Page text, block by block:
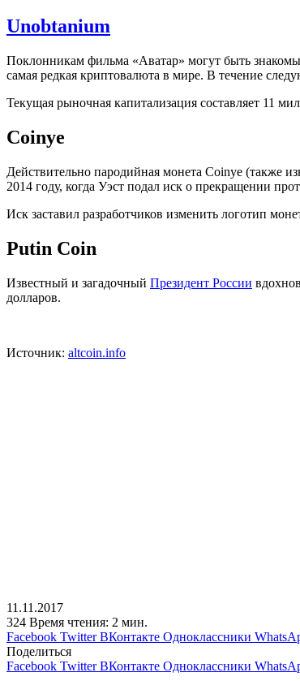
Unobtanium
Поклонникам фильма «Аватар» могут быть знакомы
самая редкая криптовалюта в мире. В течение
Текущая рыночная капитализация составляет 11
Coinye
Действительно пародийная монета Coinye (также
2014 году, когда Уэст подал иск о прекращении
Иск заставил разработчиков изменить логотип
Putin Coin
Известный и загадочный Президент России
долларов.
Источник: altcoin.info
11.11.2017
324 Время чтения: 2 мин.
Facebook Twitter ВКонтакте Одноклассники
Поделиться
Facebook Twitter ВКонтакте Одноклассники